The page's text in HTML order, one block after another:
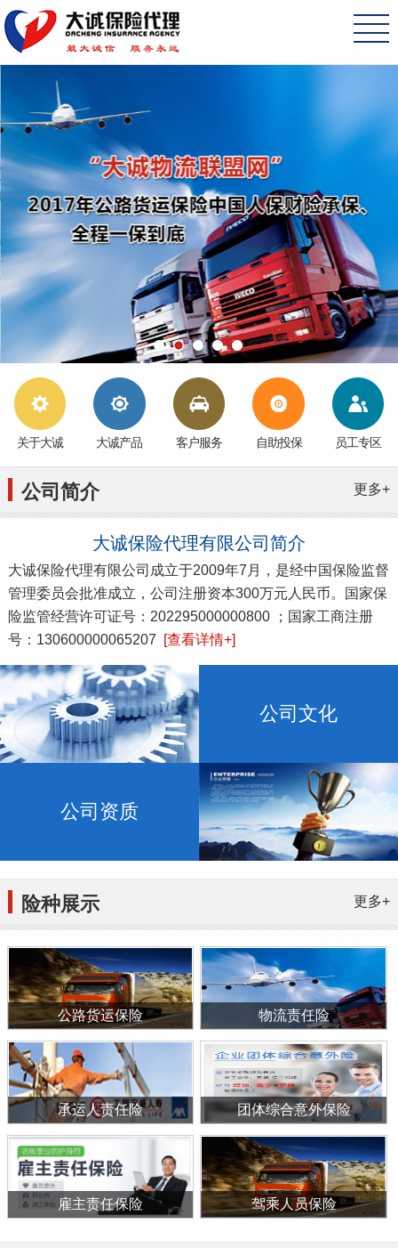
关于大诚 大诚产品 客户服务 自助投保 员工专区
更多+
公司简介
大诚保险代理有限公司简介
大诚保险代理有限公司成立于2009年7月，是经中国保险监督
管理委员会批准成立，公司注册资本300万元人民币。国家保
险监管经营许可证号：202295000000800 ；国家工商注册
号：130600000065207
[查看详情+]
公司文化
公司资质
更多+
险种展示
公路货运保险 物流责任险
承运人责任险 团体综合意外保险
雇主责任保险 驾乘人员保险